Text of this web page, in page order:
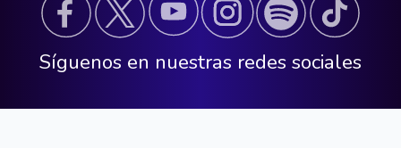
Síguenos en nuestras redes sociales